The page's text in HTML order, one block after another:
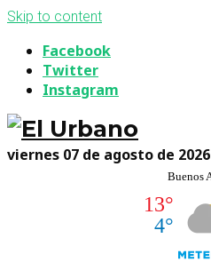
Skip to content
Facebook
Twitter
Instagram
viernes 07 de agosto de 2026